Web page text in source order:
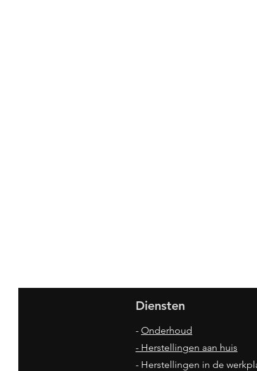
Diensten
- Onderhoud
- Herstellingen aan huis
- Herstellingen in de